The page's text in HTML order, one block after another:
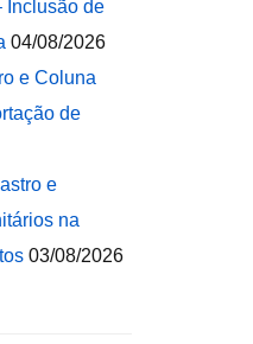
Inclusão de
04/08/2026
e Coluna
de
e
na
03/08/2026